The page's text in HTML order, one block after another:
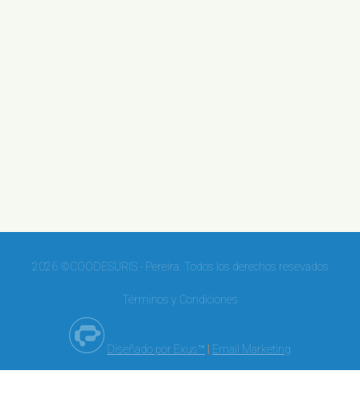
2026 ©COODESURIS - Pereira. Todos los derechos resevados
Términos y Condiciones
Diseñado por Exus™ Email Marketing